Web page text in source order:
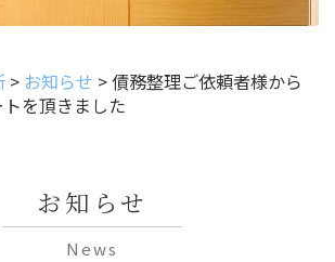
> お知らせ >債務整理ご依頼者様から
を頂きました
お知らせ
News